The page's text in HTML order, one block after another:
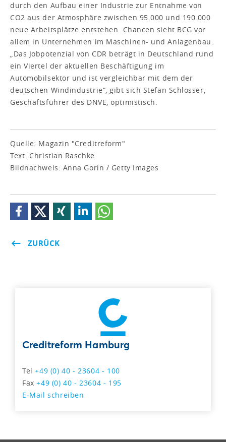
durch den Aufbau einer Industrie zur Entnahme von
CO2 aus der Atmosphäre zwischen 95.000 und 190.000
neue Arbeitsplätze entstehen. Chancen sieht BCG vor
allem in Unternehmen im Maschinen- und Anlagenbau.
„Das Jobpotenzial von CDR beträgt in Deutschland rund
ein Viertel der aktuellen Beschäftigung im
Automobilsektor und ist vergleichbar mit dem der
deutschen Windindustrie“, gibt sich Stefan Schlosser,
Geschäftsführer des DNVE, optimistisch.
Quelle: Magazin "Creditreform"
Text: Christian Raschke
Bildnachweis: Anna Gorin / Getty Images
ZURÜCK
Creditreform Hamburg
Tel+49 (0) 40 - 23604 - 100
Fax+49 (0) 40 - 23604 - 195
E-Mail schreiben